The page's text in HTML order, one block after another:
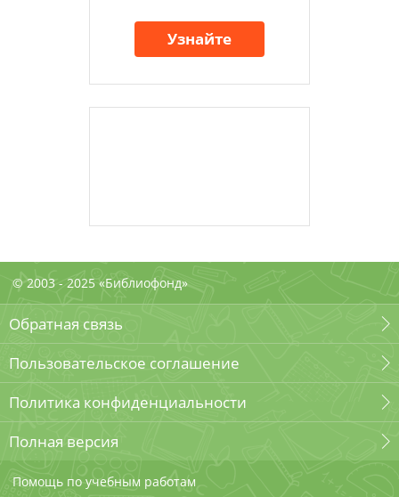
Узнайте
© 2003 - 2025 «Библиофонд»
Обратная связь
Пользовательское соглашение
Политика конфиденциальности
Полная версия
Помощь по учебным работам